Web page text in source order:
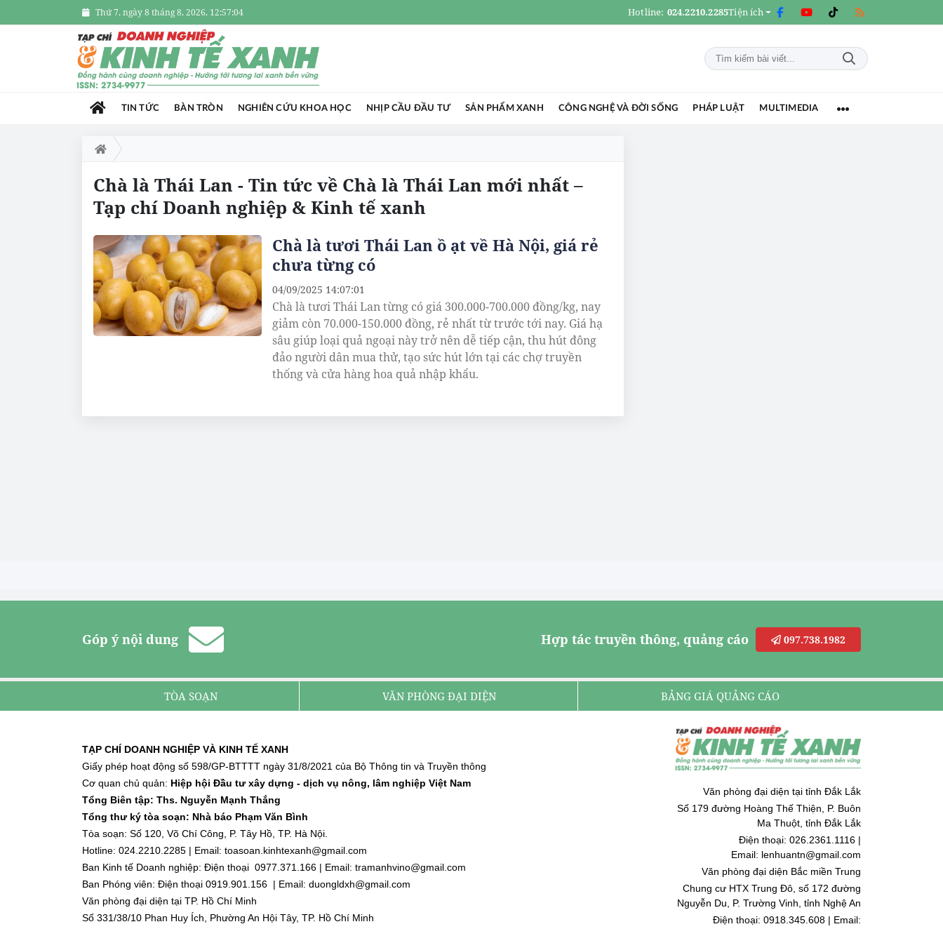
Thứ 7, ngày 8 tháng 8, 2026, 12:57:04 Hotline: 024.2210.2285Tiện ích
TIN TỨC BÀN TRÒN NGHIÊN CỨU KHOA HỌC NHỊP CẦU ĐẦU TƯ SẢN PHẨM XANH CÔNG NGHỆ VÀ ĐỜI SỐNG PHÁP LUẬT MULTIMEDIA
Chà là Thái Lan - Tin tức về Chà là Thái Lan mới nhất –
Tạp chí Doanh nghiệp & Kinh tế xanh
Chà là tươi Thái Lan ồ ạt về Hà Nội, giá rẻ
chưa từng có
Chà là tươi Thái Lan từng có giá 300.000-700.000 đồng/kg, nay
giảm còn 70.000-150.000 đồng, rẻ nhất từ trước tới nay. Giá hạ
sâu giúp loại quả ngoại này trở nên dễ tiếp cận, thu hút đông
đảo người dân mua thử, tạo sức hút lớn tại các chợ truyền
thống và cửa hàng hoa quả nhập khẩu.
04/09/2025 14:07:01
Góp ý nội dung Hợp tác truyền thông, quảng cáo 097.738.1982
TÒA SOẠN VĂN PHÒNG ĐẠI DIỆN BẢNG GIÁ QUẢNG CÁO
TẠP CHÍ DOANH NGHIỆP VÀ KINH TẾ XANH
Giấy phép hoạt động số 598/GP-BTTTT ngày 31/8/2021 của Bộ Thông tin và Truyền thông
Cơ quan chủ quản: Hiệp hội Đầu tư xây dựng - dịch vụ nông, lâm nghiệp Việt Nam
Tổng Biên tập: Ths. Nguyễn Mạnh Thắng
Tổng thư ký tòa soạn: Nhà báo Phạm Văn Bình
Tòa soạn: Số 120, Võ Chí Công, P. Tây Hồ, TP. Hà Nội.
Hotline: 024.2210.2285 | Email: toasoan.kinhtexanh@gmail.com
Ban Kinh tế Doanh nghiệp: Điện thoại 0977.371.166 | Email: tramanhvino@gmail.com
Ban Phóng viên: Điện thoại 0919.901.156 | Email: duongldxh@gmail.com
Văn phòng đại diện tại TP. Hồ Chí Minh
Số 331/38/10 Phan Huy Ích, Phường An Hội Tây, TP. Hồ Chí Minh
Văn phòng đại diện tại tỉnh Đắk Lắk
Số 179 đường Hoàng Thế Thiện, P. Buôn
Ma Thuột, tỉnh Đắk Lắk
Điện thoại: 026.2361.1116 |
Email: lenhuantn@gmail.com
Văn phòng đại diện Bắc miền Trung
Chung cư HTX Trung Đô, số 172 đường
Nguyễn Du, P. Trường Vinh, tỉnh Nghệ An
Điện thoại: 0918.345.608 | Email: